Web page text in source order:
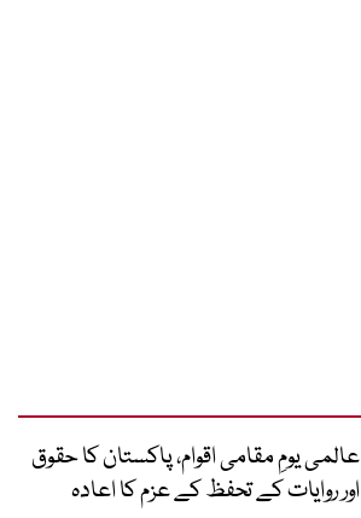
عالمی یومِ مقامی اقوام، پاکستان کا حقوق
اور روایات کے تحفظ کے عزم کا اعادہ